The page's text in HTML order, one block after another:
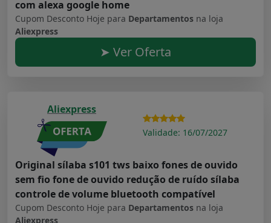
com alexa google home
Cupom Desconto Hoje para Departamentos na loja
Aliexpress
➤ Ver Oferta
Aliexpress
Validade: 16/07/2027
Original sílaba s101 tws baixo fones de ouvido
sem fio fone de ouvido redução de ruído sílaba
controle de volume bluetooth compatível
Cupom Desconto Hoje para Departamentos na loja
Aliexpress